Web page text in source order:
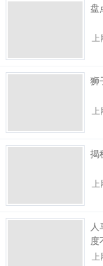
盘
狮
揭
度